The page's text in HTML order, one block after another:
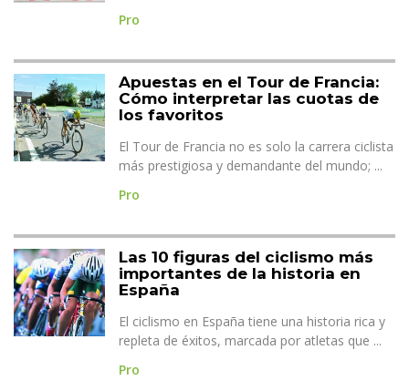
Pro
Apuestas en el Tour de Francia:
Cómo interpretar las cuotas de
los favoritos
El Tour de Francia no es solo la carrera ciclista
más prestigiosa y demandante del mundo; ...
Pro
Las 10 figuras del ciclismo más
importantes de la historia en
España
El ciclismo en España tiene una historia rica y
repleta de éxitos, marcada por atletas que ...
Pro